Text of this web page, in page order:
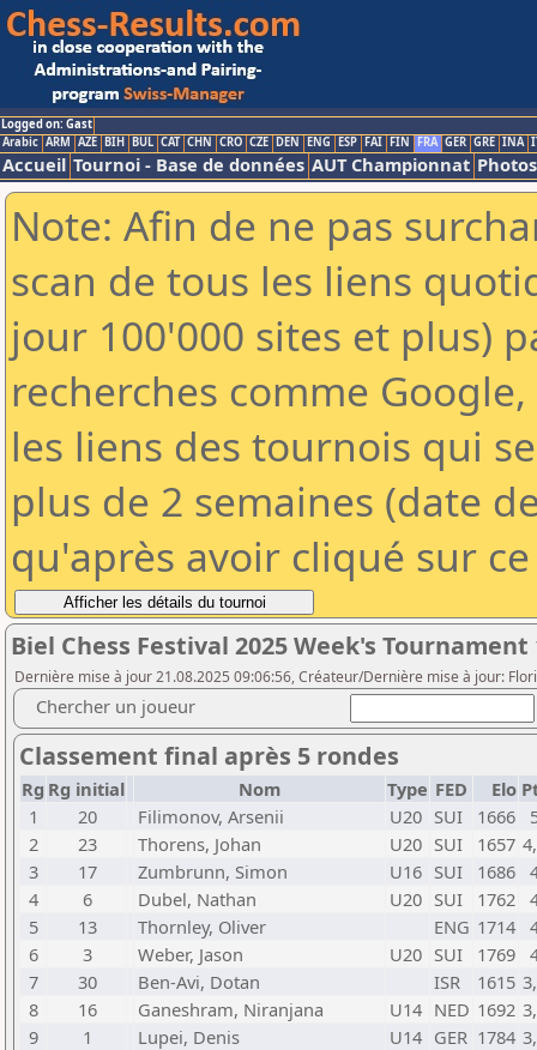
Logged on: Gast
Arabic ARM AZE BIH BUL CAT CHN CRO CZE DEN ENG ESP FAI FIN FRA GER GRE INA
Accueil Tournoi - Base de données AUT Championnat Photos
Note: Afin de ne pas
scan de tous les liens
jour 100'000 sites et plus)
recherches comme
les liens des tournois qui
plus de 2 semaines (date
qu'après avoir cliqué sur
Biel Chess Festival 2025 Week's Tournament
Dernière mise à jour 21.08.2025 09:06:56, Créateur/Dernière mise à jour:
Chercher un joueur
Classement final après 5 rondes
Rg Rg initial Nom Type FED Elo
1
20 Filimonov, Arsenii U20 SUI 1666
2
23 Thorens, Johan U20 SUI 1657
3
17 Zumbrunn, Simon U16 SUI 1686
4
6 Dubel, Nathan U20 SUI 1762
5
13 Thornley, Oliver ENG 1714
6
3 Weber, Jason U20 SUI 1769
7
30 Ben-Avi, Dotan ISR 1615
8
16 Ganeshram, Niranjana U14 NED 1692
9
1 Lupei, Denis U14 GER 1784